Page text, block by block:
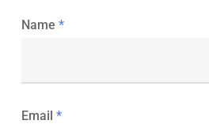
Name *
Email *